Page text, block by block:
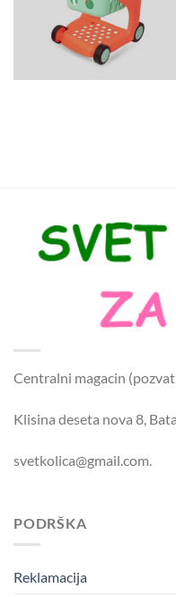
Centralni magacin
Klisina deseta nova 8,
svetkolica@gmail.com.
PODRŠKA
Reklamacija